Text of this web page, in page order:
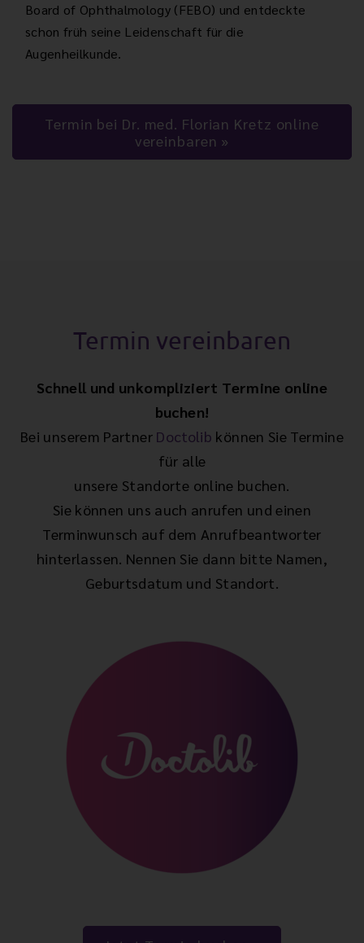
Board of Ophthalmology (FEBO) und entdeckte
schon früh seine Leidenschaft für die
Augenheilkunde.
Termin bei Dr. med. Florian Kretz online
vereinbaren
Termin vereinbaren
Schnell und unkompliziert Termine online
buchen!
Bei unserem Partner Doctolib können Sie Termine
für alle
unsere Standorte online buchen.
Sie können uns auch anrufen und einen
Terminwunsch auf dem Anrufbeantworter
hinterlassen. Nennen Sie dann bitte Namen,
Geburtsdatum und Standort.